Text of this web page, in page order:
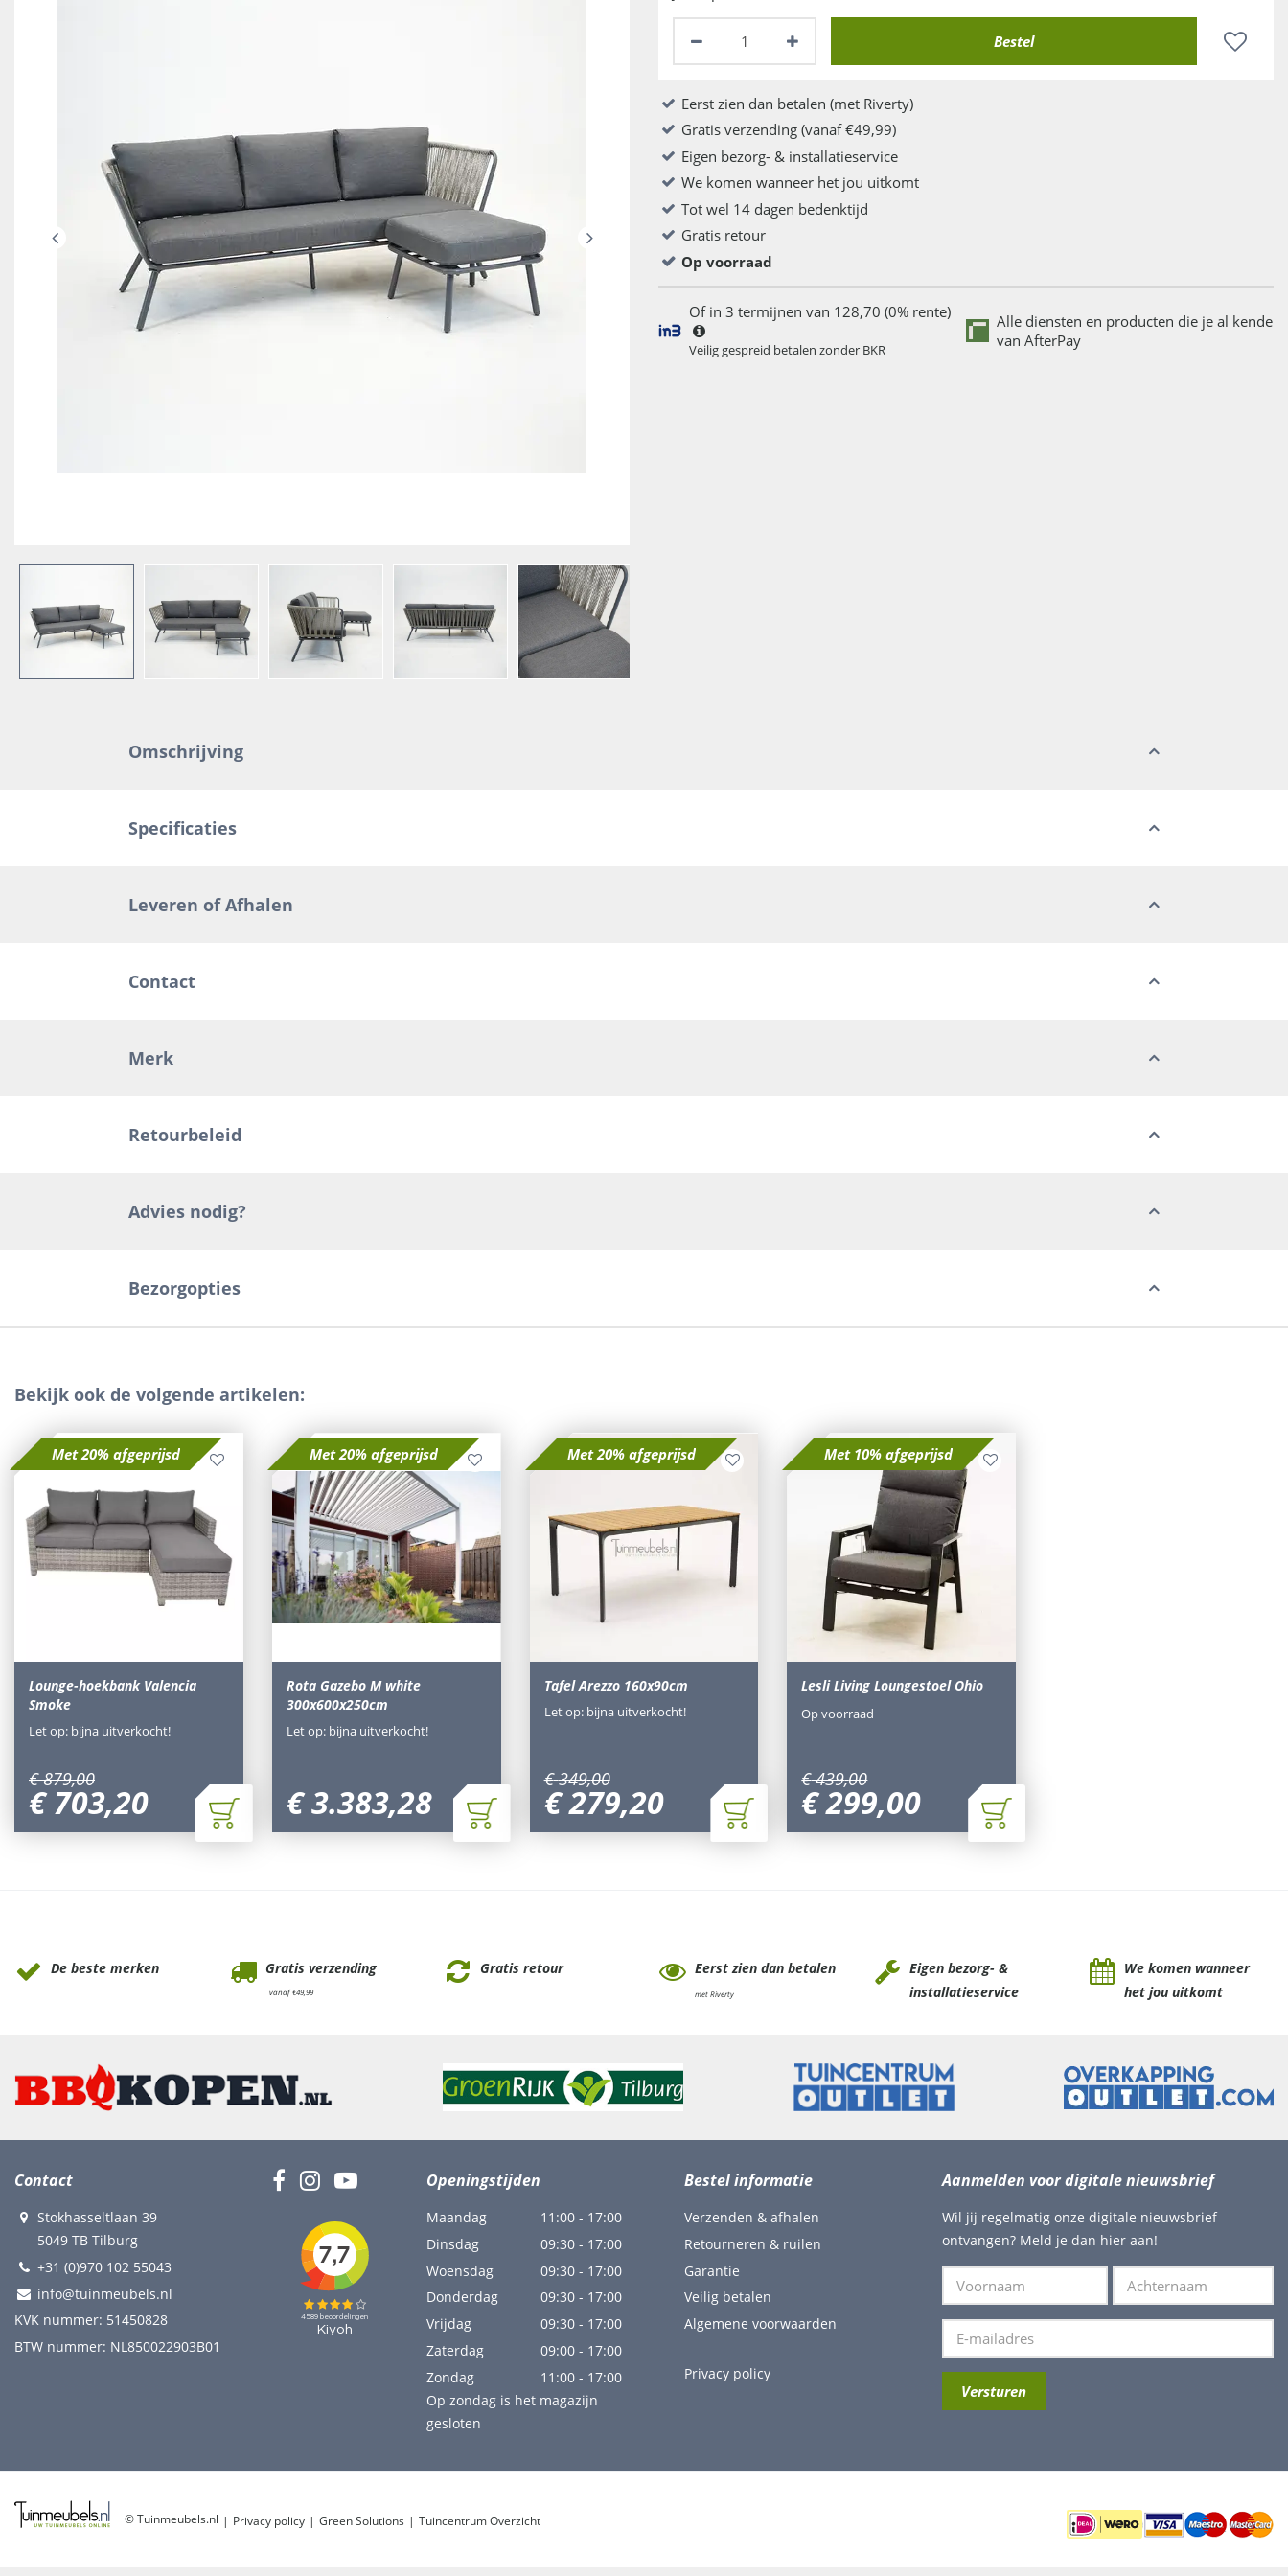
Eerst zien dan betalen (met Riverty)
Gratis verzending (vanaf €49,99)
Eigen bezorg- & installatieservice
We komen wanneer het jou uitkomt
Tot wel 14 dagen bedenktijd
Gratis retour
Op voorraad
Of in 3 termijnen van 128,70 (0% rente)
Veilig gespreid betalen zonder BKR
Alle diensten en producten die je al kende
van AfterPay
Omschrijving
Specificaties
Leveren of Afhalen
Contact
Merk
Retourbeleid
Advies nodig?
Bezorgopties
Bekijk ook de volgende artikelen:
Met 20% afgeprijsd
Lounge-hoekbank Valencia
Smoke
€ 879,00
€ 703,20
Let op: bijna uitverkocht!
Met 20% afgeprijsd
Rota Gazebo M white
300x600x250cm
€3.383,28
Let op: bijna uitverkocht!
Met 20% afgeprijsd
Tafel Arezzo 160x90cm
€ 349,00
€279,20
Let op: bijna uitverkocht!
Met 10% afgeprijsd
Lesli Living Loungestoel Ohio
€ 439,00
€299,00
Op voorraad
De beste merken Gratis verzending
vanaf €49,99
Gratis retour Eerst zien dan betalen
met Riverty
Eigen bezorg- &
installatieservice
We komen wanneer
het jou uitkomt
Contact
Stokhasseltlaan 39
5049 TB Tilburg
+31 (0)970 102 55043
info@tuinmeubels.nl
KVK nummer: 51450828
BTW nummer: NL850022903B01
Openingstijden
Maandag
11:00 - 17:00
Dinsdag
09:30 - 17:00
Woensdag
09:30 - 17:00
Donderdag
09:30 - 17:00
Vrijdag
09:30 - 17:00
Zaterdag
09:00 - 17:00
Zondag
11:00 - 17:00
Op zondag is het magazijn
gesloten
Bestel informatie
Verzenden & afhalen
Retourneren & ruilen
Garantie
Veilig betalen
Algemene voorwaarden
Privacy policy
Aanmelden voor digitale nieuwsbrief
Wil jij regelmatig onze digitale nieuwsbrief
ontvangen? Meld je dan hier aan!
© Tuinmeubels.nl Privacy policy Green Solutions Tuincentrum Overzicht